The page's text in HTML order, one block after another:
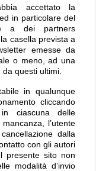
accettato la
in particolare del
a dei partners
casella prevista a
emesse da
o meno, ad una
questi ultimi.
in qualunque
cliccando
ciascuna delle
l’utente
dalla
con gli autori
presente sito non
modalità d’invio